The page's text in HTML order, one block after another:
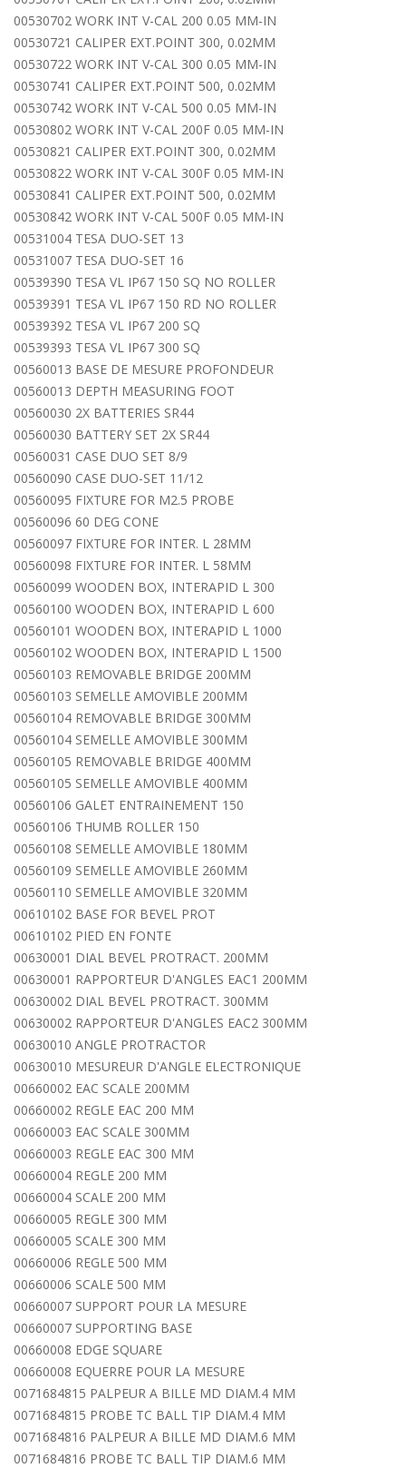
00530702 WORK INT V-CAL 200 0.05 MM-IN
00530721 CALIPER EXT.POINT 300, 0.02MM
00530722 WORK INT V-CAL 300 0.05 MM-IN
00530741 CALIPER EXT.POINT 500, 0.02MM
00530742 WORK INT V-CAL 500 0.05 MM-IN
00530802 WORK INT V-CAL 200F 0.05 MM-IN
00530821 CALIPER EXT.POINT 300, 0.02MM
00530822 WORK INT V-CAL 300F 0.05 MM-IN
00530841 CALIPER EXT.POINT 500, 0.02MM
00530842 WORK INT V-CAL 500F 0.05 MM-IN
00531004 TESA DUO-SET 13
00531007 TESA DUO-SET 16
00539390 TESA VL IP67 150 SQ NO ROLLER
00539391 TESA VL IP67 150 RD NO ROLLER
00539392 TESA VL IP67 200 SQ
00539393 TESA VL IP67 300 SQ
00560013 BASE DE MESURE PROFONDEUR
00560013 DEPTH MEASURING FOOT
00560030 2X BATTERIES SR44
00560030 BATTERY SET 2X SR44
00560031 CASE DUO SET 8/9
00560090 CASE DUO-SET 11/12
00560095 FIXTURE FOR M2.5 PROBE
00560096 60 DEG CONE
00560097 FIXTURE FOR INTER. L 28MM
00560098 FIXTURE FOR INTER. L 58MM
00560099 WOODEN BOX, INTERAPID L 300
00560100 WOODEN BOX, INTERAPID L 600
00560101 WOODEN BOX, INTERAPID L 1000
00560102 WOODEN BOX, INTERAPID L 1500
00560103 REMOVABLE BRIDGE 200MM
00560103 SEMELLE AMOVIBLE 200MM
00560104 REMOVABLE BRIDGE 300MM
00560104 SEMELLE AMOVIBLE 300MM
00560105 REMOVABLE BRIDGE 400MM
00560105 SEMELLE AMOVIBLE 400MM
00560106 GALET ENTRAINEMENT 150
00560106 THUMB ROLLER 150
00560108 SEMELLE AMOVIBLE 180MM
00560109 SEMELLE AMOVIBLE 260MM
00560110 SEMELLE AMOVIBLE 320MM
00610102 BASE FOR BEVEL PROT
00610102 PIED EN FONTE
00630001 DIAL BEVEL PROTRACT. 200MM
00630001 RAPPORTEUR D'ANGLES EAC1 200MM
00630002 DIAL BEVEL PROTRACT. 300MM
00630002 RAPPORTEUR D'ANGLES EAC2 300MM
00630010 ANGLE PROTRACTOR
00630010 MESUREUR D'ANGLE ELECTRONIQUE
00660002 EAC SCALE 200MM
00660002 REGLE EAC 200 MM
00660003 EAC SCALE 300MM
00660003 REGLE EAC 300 MM
00660004 REGLE 200 MM
00660004 SCALE 200 MM
00660005 REGLE 300 MM
00660005 SCALE 300 MM
00660006 REGLE 500 MM
00660006 SCALE 500 MM
00660007 SUPPORT POUR LA MESURE
00660007 SUPPORTING BASE
00660008 EDGE SQUARE
00660008 EQUERRE POUR LA MESURE
0071684815 PALPEUR A BILLE MD DIAM.4 MM
0071684815 PROBE TC BALL TIP DIAM.4 MM
0071684816 PALPEUR A BILLE MD DIAM.6 MM
0071684816 PROBE TC BALL TIP DIAM.6 MM